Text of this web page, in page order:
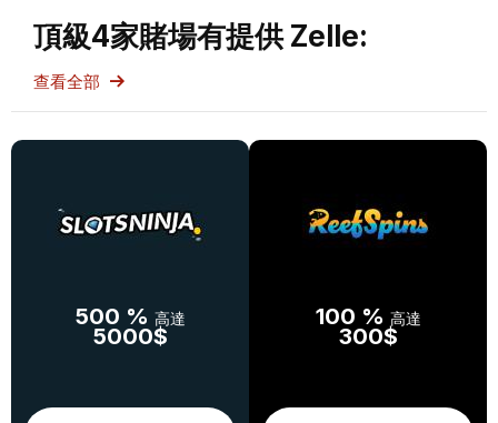
頂級4家賭場有提供 Zelle:
查看全部
500 % 高達
5000$
100 % 高達
300$